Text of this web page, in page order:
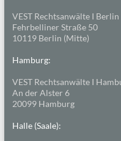
VEST Rechtsanwälte I Berlin
Fehrbelliner Straße 50
10119 Berlin (Mitte)
Hamburg:
VEST Rechtsanwälte I
An der Alster 6
20099 Hamburg
Halle (Saale):